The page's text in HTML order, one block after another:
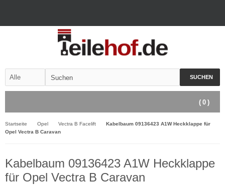
SUCHEN
( 0 )
Startseite Opel Vectra B Facelift
Kabelbaum 09136423 A1W Heckklappe für
Opel Vectra B Caravan
Kabelbaum 09136423 A1W Heckklappe
für Opel Vectra B Caravan